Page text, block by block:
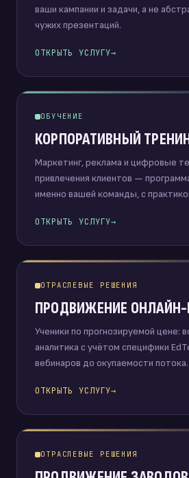
ваши кампании и задачи, а не
чужих презентаций.
ОТКРЫТЬ УСЛУГУ→
ОБУЧЕНИЕ
КОРПОРАТИВНЫЙ
Маркетинг, реклама и цифровые
привлечения клиентов —
именно вашей команды, с
ОТКРЫТЬ УСЛУГУ→
ОТРАСЛЕВЫЕ РЕШЕНИЯ
ПРОДВИЖЕНИЕ
Ученики по прогнозируемой цене:
аналитика с учётом специфики
вебинаров до окупаемости потока.
ОТКРЫТЬ УСЛУГУ→
ОТРАСЛЕВЫЕ РЕШЕНИЯ